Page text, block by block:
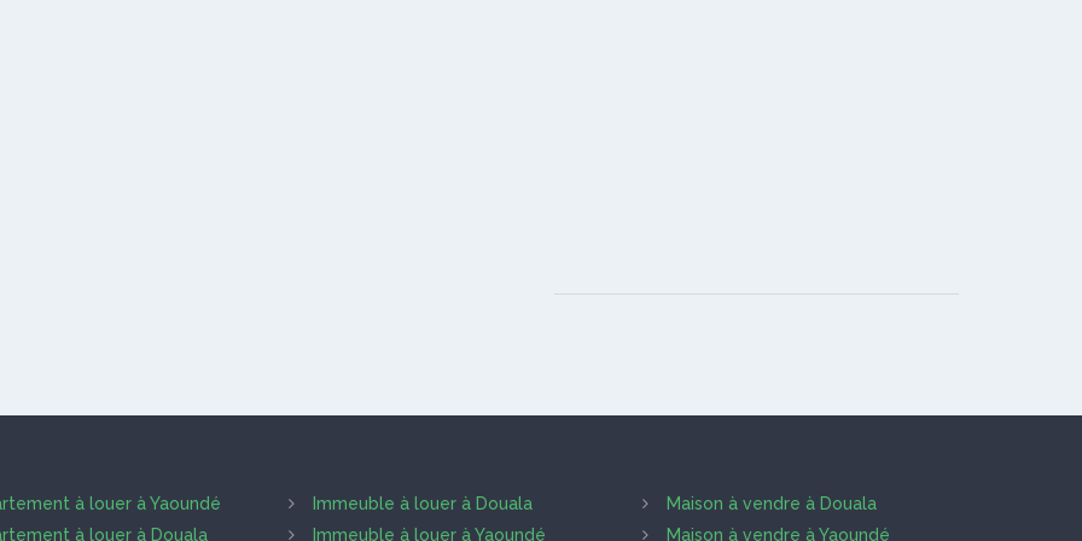
à louer à Yaoundé
à louer à Douala
Immeuble à louer à Douala
Immeuble à louer à Yaoundé
Maison à vendre à Douala
Maison à vendre à Yaoundé